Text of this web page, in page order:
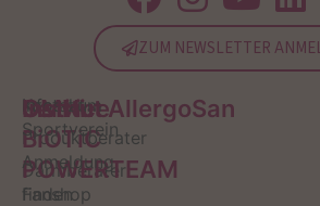
ZUM NEWSLETTER
Service
Kontakt
Produktberater
Darmberater
finden
OMNi-
BiOTiC
POWERTEAM
Infos zum
Sportverein
Anmeldung
Fanshop
Institut AllergoSan